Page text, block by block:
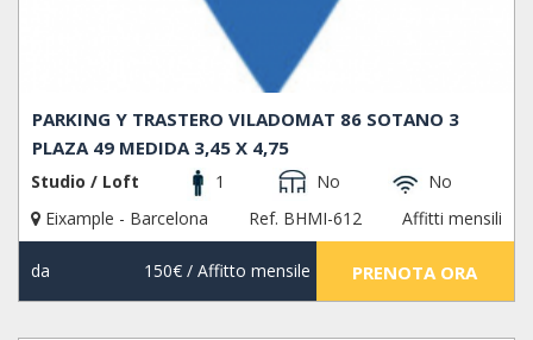
PARKING Y TRASTERO VILADOMAT 86 SOTANO 3
PLAZA 49 MEDIDA 3,45 X 4,75
Studio / Loft 1 No
No
Eixample - Barcelona
Ref. BHMI-612 Affitti mensili
da 150€/ Affitto mensile PRENOTA ORA